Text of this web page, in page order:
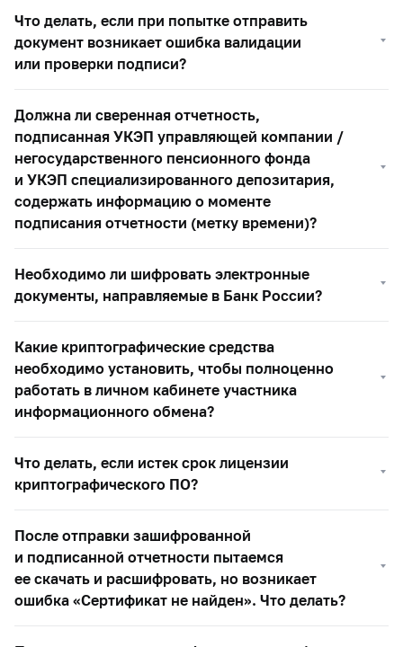
Что делать, если при попытке отправить
документ возникает ошибка валидации
или проверки подписи?
Должна ли сверенная отчетность,
подписанная УКЭП управляющей компании /
негосударственного пенсионного фонда
и УКЭП специализированного депозитария,
содержать информацию о моменте
подписания отчетности (метку времени)?
Необходимо ли шифровать электронные
документы, направляемые в Банк России?
Какие криптографические средства
необходимо установить, чтобы полноценно
работать в личном кабинете участника
информационного обмена?
Что делать, если истек срок лицензии
криптографического ПО?
После отправки зашифрованной
и подписанной отчетности пытаемся
ее скачать и расшифровать, но возникает
ошибка «Сертификат не найден». Что делать?